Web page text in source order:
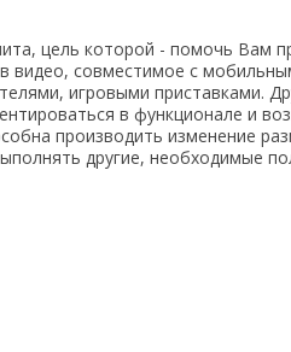
цель которой - помочь Вам
видео, совместимое с
игровыми приставками.
в функционале и
производить изменение
другие, необходимые